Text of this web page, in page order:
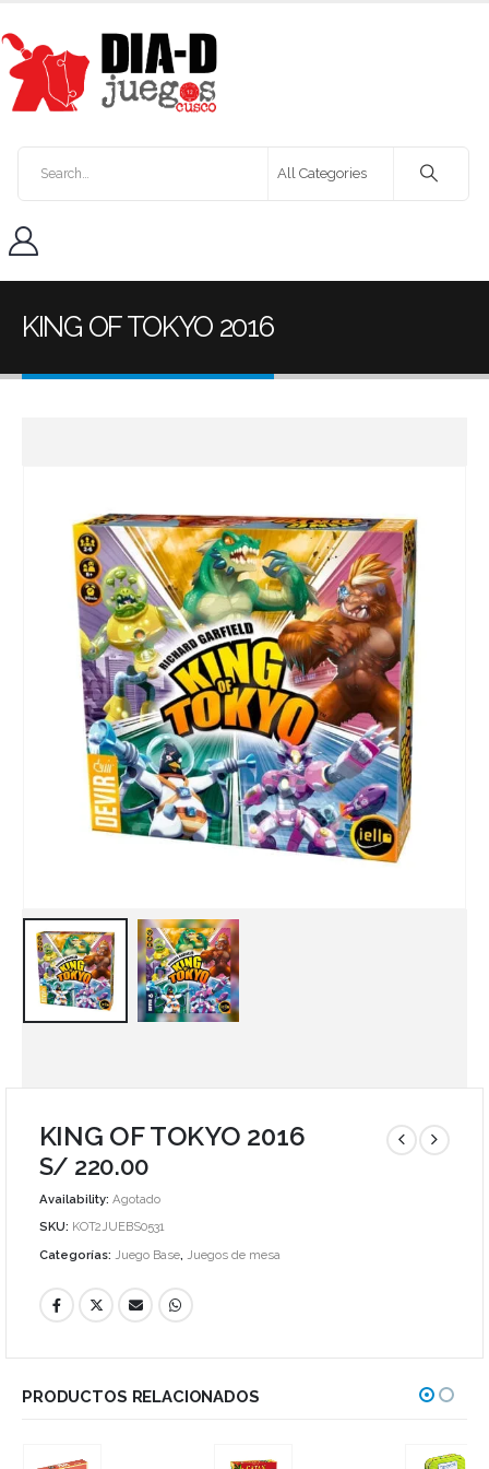
KING OF TOKYO 2016
KING OF TOKYO 2016
S/ 220.00
Availability: Agotado
SKU: KOT2JUEBS0531
Categorías: Juego Base, Juegos de mesa
PRODUCTOS RELACIONADOS